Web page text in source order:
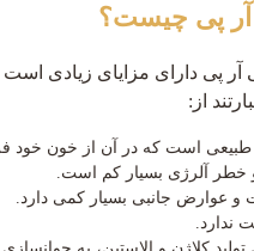
آر پی چیست؟
آر پی دارای مزایای زیادی
از:
است که در آن از خون خود
آلرژی بسیار کم است.
و عوارض جانبی بسیار کمی دارد.
ندارد.